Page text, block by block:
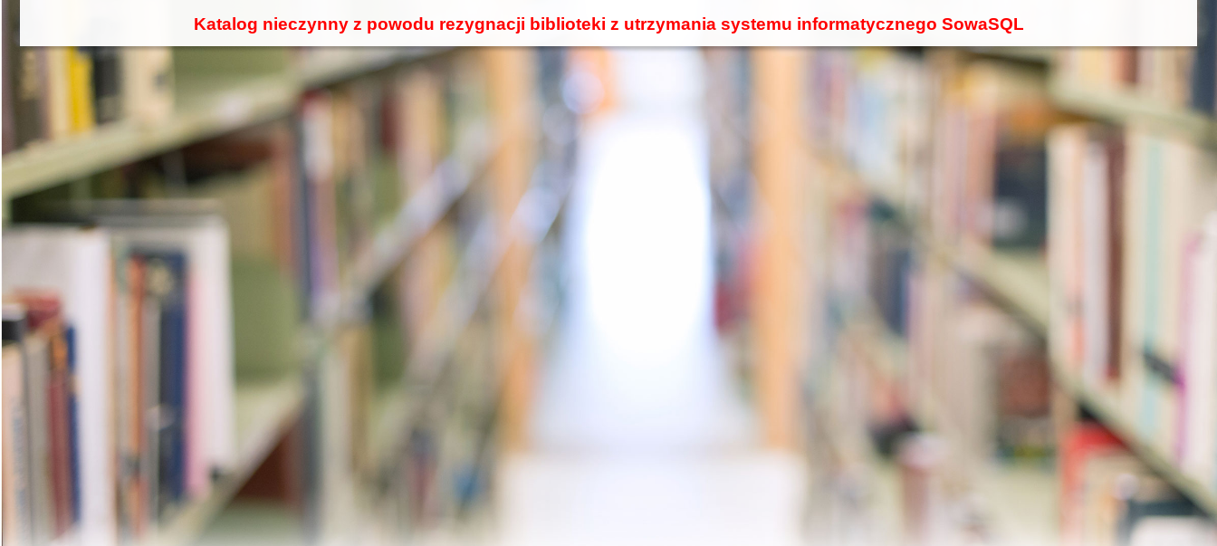
Katalog nieczynny z powodu rezygnacji biblioteki z utrzymania systemu informatycznego SowaSQL